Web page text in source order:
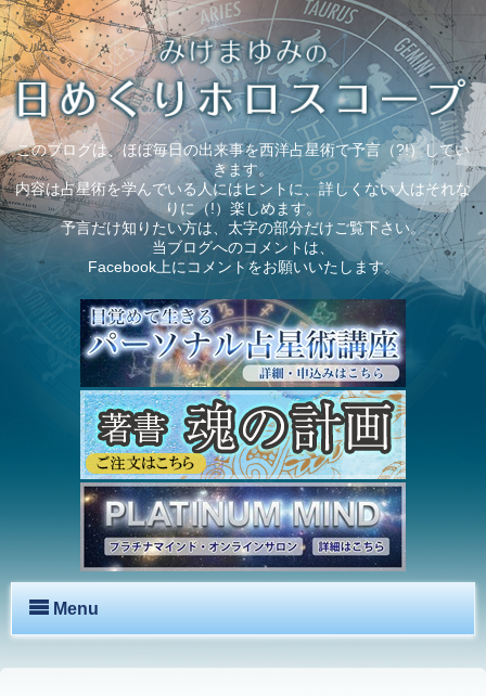
このブログは、ほぼ毎日の出来事を西洋占星術で予言（?!）してい
きます。
内容は占星術を学んでいる人にはヒントに、詳しくない人はそれな
りに（!）楽しめます。
予言だけ知りたい方は、太字の部分だけご覧下さい。
当ブログへのコメントは、
Facebook上にコメントをお願いいたします。
Menu